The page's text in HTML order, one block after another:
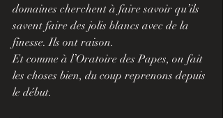
domaines cherchent à faire savoir qu’ils
savent faire des jolis blancs avec de la
finesse. Ils ont raison.
Et comme à l’Oratoire des Papes, on fait
les choses bien, du coup reprenons depuis
le début.